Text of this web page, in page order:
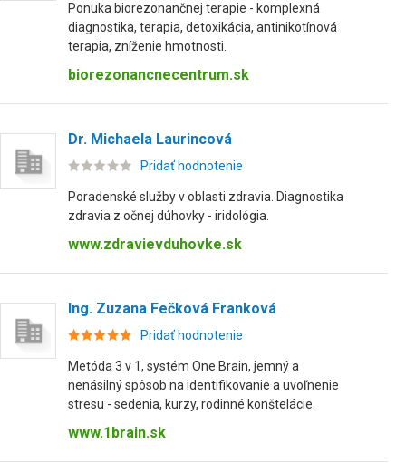
Ponuka biorezonančnej terapie - komplexná
diagnostika, terapia, detoxikácia, antinikotínová
terapia, zníženie hmotnosti.
biorezonancnecentrum.sk
Dr. Michaela Laurincová
Pridať hodnotenie
Poradenské služby v oblasti zdravia. Diagnostika
zdravia z očnej dúhovky - iridológia.
www.zdravievduhovke.sk
Ing. Zuzana Fečková Franková
Pridať hodnotenie
Metóda 3 v 1, systém One Brain, jemný a
nenásilný spôsob na identifikovanie a uvoľnenie
stresu - sedenia, kurzy, rodinné konštelácie.
www.1brain.sk